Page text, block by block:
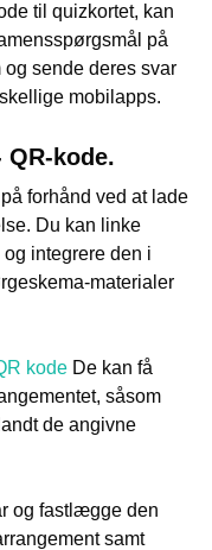
til quizkortet, kan
på
sende deres svar
mobilapps.
kode.
forhånd ved at lade
Du kan linke
integrere den i
materialer
kode De kan få
såsom
de angivne
og fastlægge den
samt